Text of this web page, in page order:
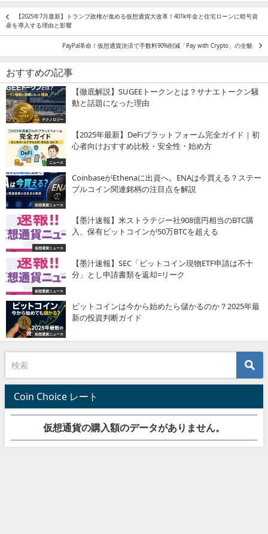
【2025年7月最新】トランプ政権が進める仮想通貨大改革！401k年金と住宅ローンに暗号資
産を導入する理由と影響
PayPal革命！仮想通貨決済で手数料90%削減「Pay with Crypto」の全貌
おすすめの記事
テクノロジー
【徹底解説】SUGEEトークンとは？サナエトークン騒
動と話題になった理由
ニュース
【2025年最新】DeFiプラットフォーム完全ガイド｜初
心者向けおすすめ比較・安全性・始め方
仮想通貨ニュース
CoinbaseがEthenaに出資へ。ENAは今買える？ステー
ブルコイン関連銘柄の注目点を解説
仮想通貨ニュース
【墨汁速報】米ストラテジー社908億円相当のBTC購
入、保有ビットコインが50万BTCを超える
仮想通貨ニュース
【墨汁速報】SEC「ビットコイン現物ETF申請は不十
分」とし申請書類を返却=リーク
仮想通貨ニュース
ビットコインは今から始めたら儲かるのか？2025年最
新の投資判断ガイド
Coin Choice レート
仮想通貨の購入額のデータがありません。